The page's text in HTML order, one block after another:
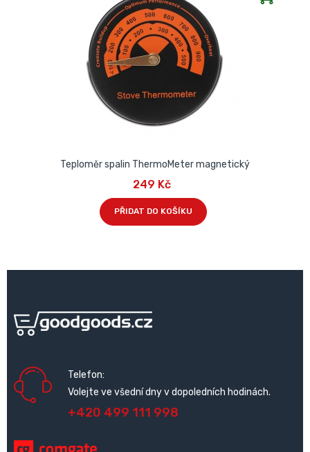
Teploměr spalin ThermoMeter magnetický
249 Kč
PŘIDAT DO KOŠÍKU
Telefon:
Volejte ve všední dny v dopoledních hodinách.
+420 499 111 998